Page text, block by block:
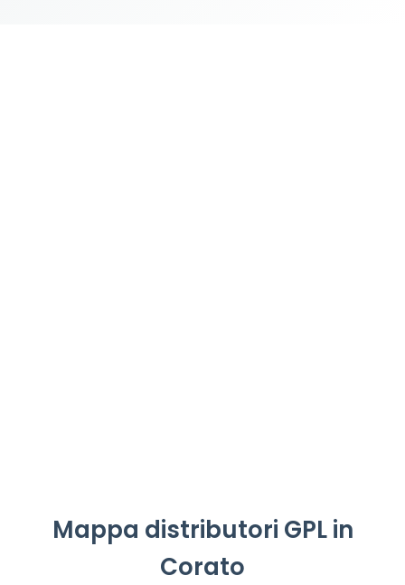
Mappa distributori GPL in
Corato